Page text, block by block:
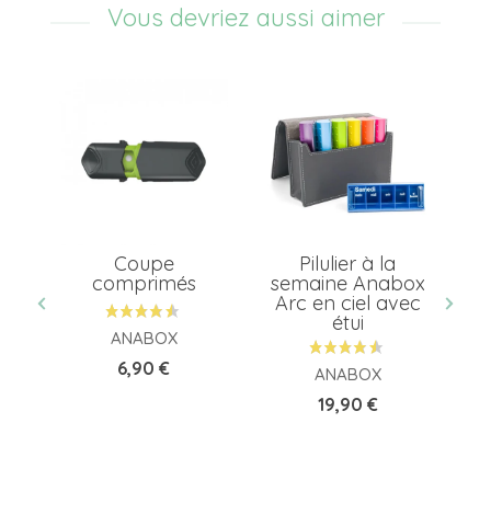
Vous devriez aussi aimer
Coupe
comprimés
ANABOX
Prix
6,90 €
Pilulier à la
semaine Anabox
Arc en ciel avec
étui
ANABOX
Prix
19,90 €